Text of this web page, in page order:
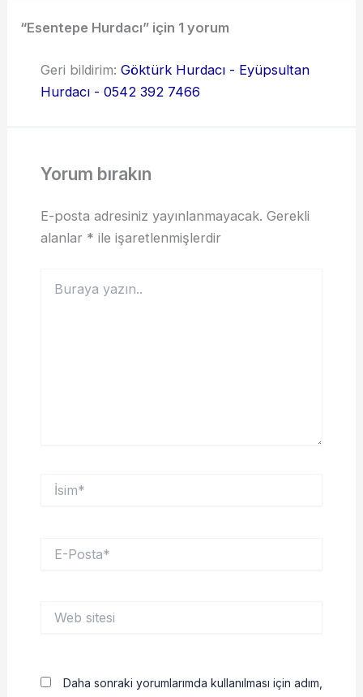
“Esentepe Hurdacı” için 1 yorum
Geri bildirim: Göktürk Hurdacı - Eyüpsultan
Hurdacı - 0542 392 7466
Yorum bırakın
E-posta adresiniz yayınlanmayacak. Gerekli
alanlar * ile işaretlenmişlerdir
yazın..
İsim*
Posta*
sitesi
Daha sonraki yorumlarımda kullanılması için adım,